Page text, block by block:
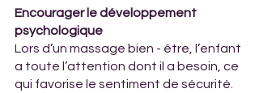
Encourager le développement
psychologique
Lors d’un massage bien - être, l’enfant
a toute l’attention dont il a besoin, ce
qui favorise le sentiment de sécurité.